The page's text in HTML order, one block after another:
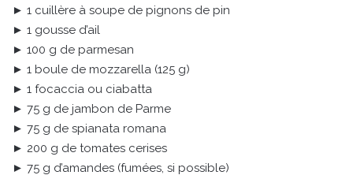
► 1 cuillère à soupe de pignons de pin
► 1 gousse d’ail
► 100 g de parmesan
► 1 boule de mozzarella (125 g)
► 1 focaccia ou ciabatta
► 75 g de jambon de Parme
► 75 g de spianata romana
► 200 g de tomates cerises
► 75 g d’amandes (fumées, si possible)